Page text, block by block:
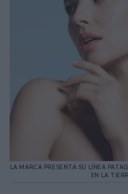
LA MARCA PRESENTA SU LÍNEA
EN LA